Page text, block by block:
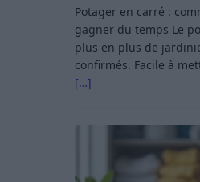
Potager en carré :
gagner du temps Le
plus en plus de
confirmés. Facile à
[…]